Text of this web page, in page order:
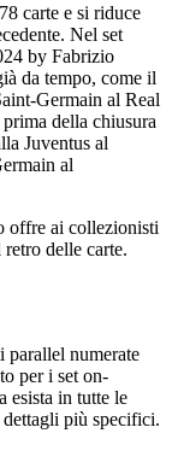
carte e si riduce
Nel set
by Fabrizio
da tempo, come il
Germain al Real
della chiusura
Juventus al
al
offre ai collezionisti
delle carte.
parallel numerate
per i set on-
esista in tutte le
più specifici.